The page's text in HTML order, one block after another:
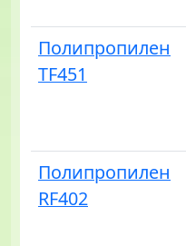
Полипропилен
TF451
Полипропилен
RF402